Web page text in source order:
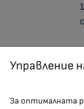
Управление
За оптималната